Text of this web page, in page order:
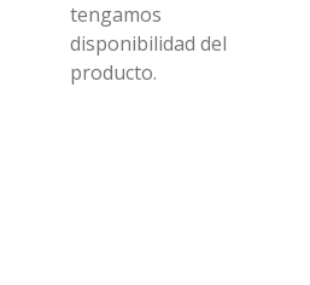
tengamos
disponibilidad del
producto.